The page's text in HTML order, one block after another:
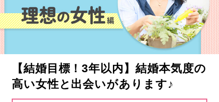
【結婚目標！3年以内】結婚本気度の
高い女性と出会いがあります♪